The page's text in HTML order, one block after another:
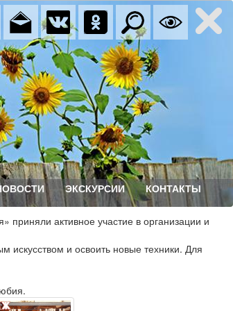
ЭКСКУРСИИ КОНТАКТЫ
активное участие в организации и
искусством и освоить новые техники. Для